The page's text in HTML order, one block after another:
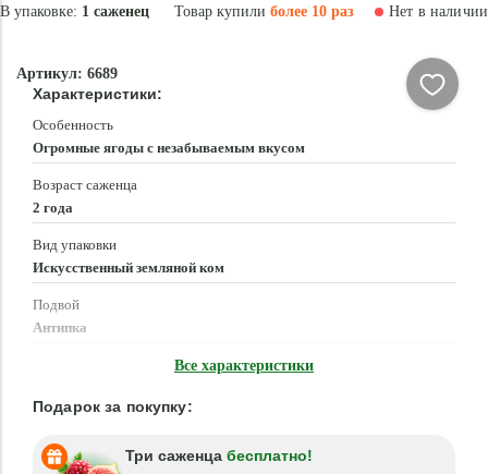
В упаковке: 1 саженец Товар купили более 10 раз Нет в наличии
Артикул: 6689
Характеристики:
Особенность
Огромные ягоды с незабываемым вкусом
Возраст саженца
2 года
Вид упаковки
Искусственный земляной ком
Подвой
Антипка
Все характеристики
Подарок за покупку:
Три саженца бесплатно!